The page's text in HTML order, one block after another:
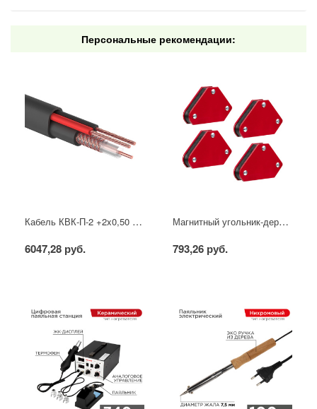
Персональные рекомендации:
Кабель КВК-П-2 +2x0,50 мм² (Cu/CCA) (96) черный, 200 м, PROconnect
6047,28 руб.
Магнитный угольник-держатель для сварки набор 4 шт. на 4 кг REXANT
793,26 руб.